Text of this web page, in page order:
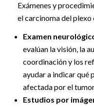
Exámenes y
el carcinoma del
Examen
evalúan la visión, la
coordinación y los
ayudar a indicar qué
afectada por el
Estudios por